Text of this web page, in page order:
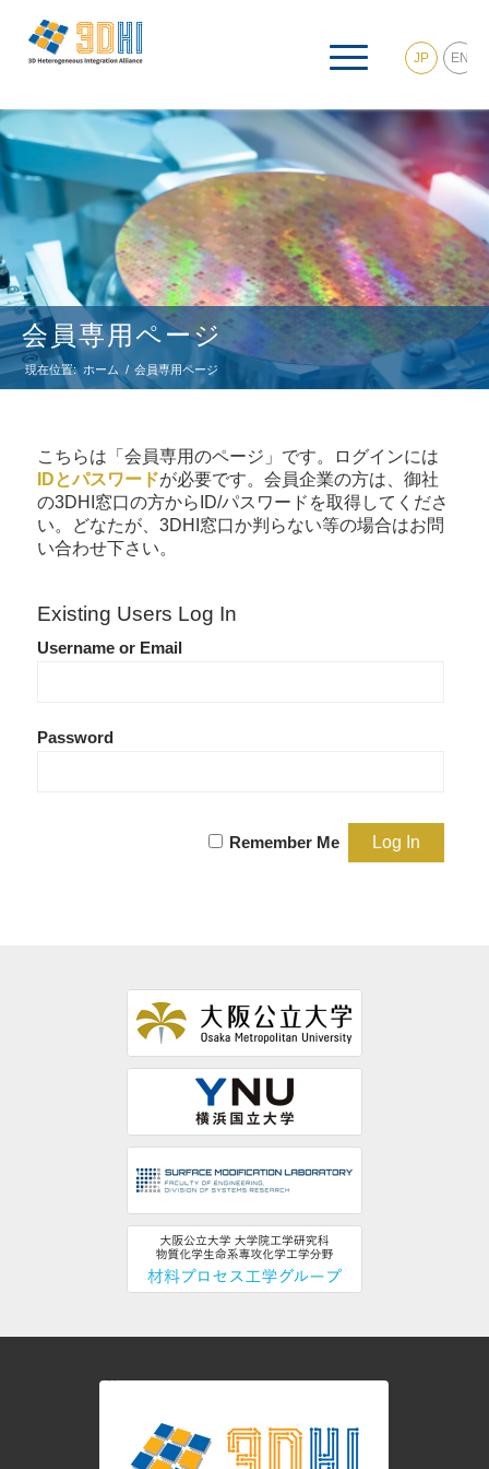
JP EN
会員専用ページ
現在位置: ホーム / 会員専用ページ
こちらは「会員専用のページ」です。ログインには
IDとパスワードが必要です。会員企業の方は、御社
の3DHI窓口の方からID/パスワードを取得してくださ
い。どなたが、3DHI窓口か判らない等の場合はお問
い合わせ下さい。
Existing Users Log In
Username or Email
Password
Remember Me